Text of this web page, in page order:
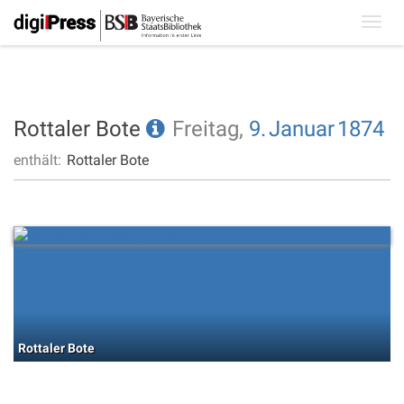
Rottaler Bote Freitag, 9.Januar1874
enthält: Rottaler Bote
Rottaler Bote